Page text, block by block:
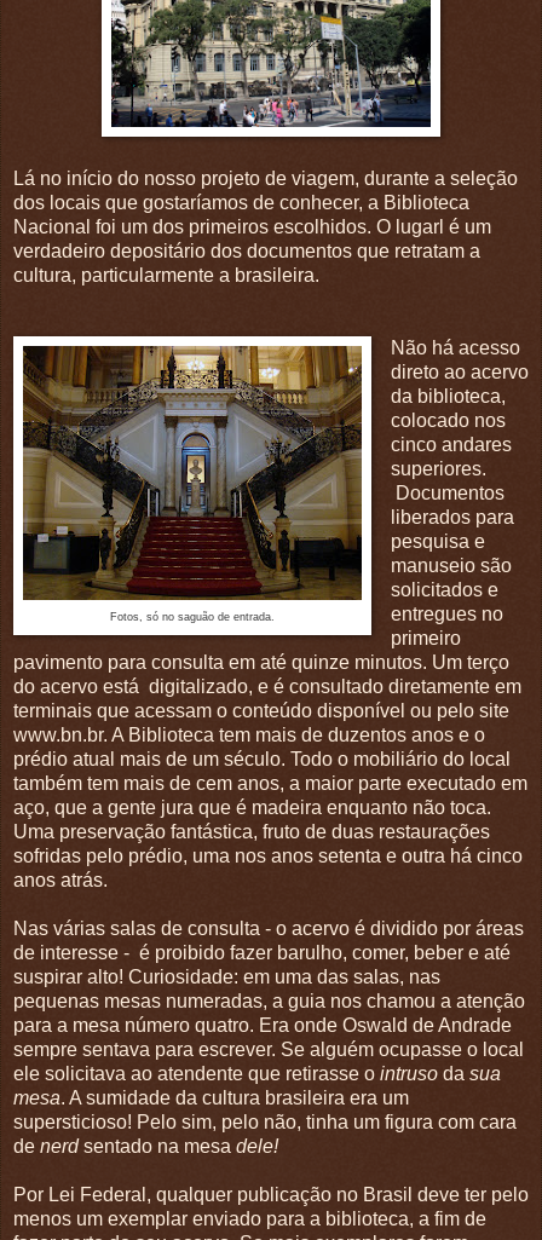
Lá no início do nosso projeto de viagem, durante a seleção
dos locais que gostaríamos de conhecer, a Biblioteca
Nacional foi um dos primeiros escolhidos. O lugarl é um
verdadeiro depositário dos documentos que retratam a
cultura, particularmente a brasileira.
Fotos, só no saguão de entrada.
Não há acesso
direto ao acervo
da biblioteca,
colocado nos
cinco andares
superiores.
Documentos
liberados para
pesquisa e
manuseio são
solicitados e
entregues no
primeiro
pavimento para consulta em até quinze minutos. Um terço
do acervo está digitalizado, e é consultado diretamente em
terminais que acessam o conteúdo disponível ou pelo site
www.bn.br. A Biblioteca tem mais de duzentos anos e o
prédio atual mais de um século. Todo o mobiliário do local
também tem mais de cem anos, a maior parte executado em
aço, que a gente jura que é madeira enquanto não toca.
Uma preservação fantástica, fruto de duas restaurações
sofridas pelo prédio, uma nos anos setenta e outra há cinco
anos atrás.
Nas várias salas de consulta - o acervo é dividido por áreas
de interesse - é proibido fazer barulho, comer, beber e até
suspirar alto! Curiosidade: em uma das salas, nas
pequenas mesas numeradas, a guia nos chamou a atenção
para a mesa número quatro. Era onde Oswald de Andrade
sempre sentava para escrever. Se alguém ocupasse o local
ele solicitava ao atendente que retirasse o intruso da sua
mesa. A sumidade da cultura brasileira era um
supersticioso! Pelo sim, pelo não, tinha um figura com cara
de nerdsentado na mesa dele!
Por Lei Federal, qualquer publicação no Brasil deve ter pelo
menos um exemplar enviado para a biblioteca, a fim de